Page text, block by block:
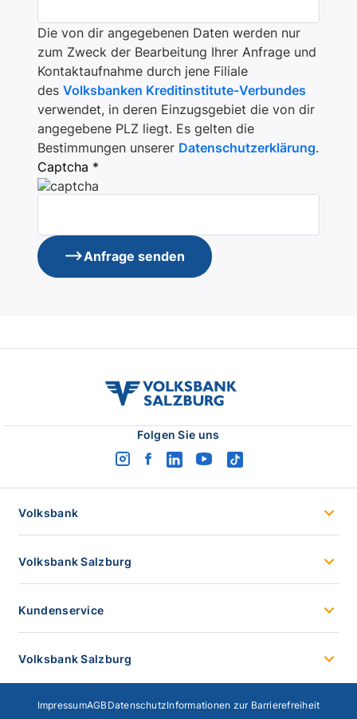
Die von dir angegebenen Daten werden nur
zum Zweck der Bearbeitung Ihrer Anfrage und
Kontaktaufnahme durch jene Filiale
des Volksbanken Kreditinstitute-Verbundes
verwendet, in deren Einzugsgebiet die von dir
angegebene PLZ liegt. Es gelten die
Bestimmungen unserer Datenschutzerklärung.
Captcha *
Anfrage senden
volksbank
salzburg
Folgen Sie uns
instagram
facebook
linkedinyoutubetiktok
Volksbank
Volksbank Salzburg
Kundenservice
Volksbank Salzburg
ImpressumAGB DatenschutzInformationen zur Barrierefreiheit